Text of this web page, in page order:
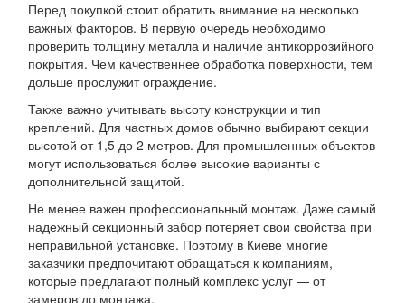
Перед покупкой стоит обратить внимание на несколько
важных факторов. В первую очередь необходимо
проверить толщину металла и наличие антикоррозийного
покрытия. Чем качественнее обработка поверхности, тем
дольше прослужит ограждение.
Также важно учитывать высоту конструкции и тип
креплений. Для частных домов обычно выбирают секции
высотой от 1,5 до 2 метров. Для промышленных объектов
могут использоваться более высокие варианты с
дополнительной защитой.
Не менее важен профессиональный монтаж. Даже самый
надежный секционный забор потеряет свои свойства при
неправильной установке. Поэтому в Киеве многие
заказчики предпочитают обращаться к компаниям,
которые предлагают полный комплекс услуг — от
замеров до монтажа.